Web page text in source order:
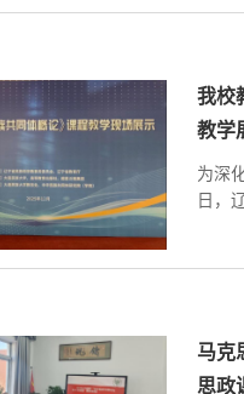
我校
教学
为深
日，
马克
思政